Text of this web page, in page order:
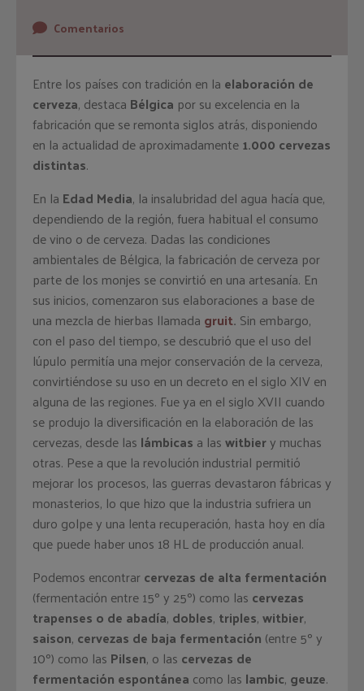
Comentarios
Entre los países con tradición en la elaboración de
cerveza, destaca Bélgica por su excelencia en la
fabricación que se remonta siglos atrás, disponiendo
en la actualidad de aproximadamente1.000 cervezas
distintas.
En la Edad Media, la insalubridad del agua hacía que,
dependiendo de la región, fuera habitual el consumo
de vino o de cerveza. Dadas las condiciones
ambientales de Bélgica, la fabricación de cerveza por
parte de los monjes se convirtió en una artesanía. En
sus inicios, comenzaron sus elaboraciones a base de
una mezcla de hierbas llamada gruit. Sin embargo,
con el paso del tiempo, se descubrió que el uso del
lúpulo permitía una mejor conservación de la cerveza,
convirtiéndose su uso en un decreto en el siglo XIV en
alguna de las regiones. Fue ya en el siglo XVII cuando
se produjo la diversificación en la elaboración de las
cervezas, desde las lámbicas a laswitbiery muchas
otras. Pese a que la revolución industrial permitió
mejorar los procesos, las guerras devastaron fábricas y
monasterios, lo que hizo que la industria sufriera un
duro golpe y una lenta recuperación, hasta hoy en día
que puede haber unos 18 HL de producción anual.
Podemos encontrarcervezas de alta fermentación
(fermentación entre 15º y 25º) como las cervezas
trapenses o de abadía, dobles, triples,witbier,
saison, cervezas de baja fermentación (entre 5º y
10º) como las Pilsen, o las cervezas de
fermentación espontánea como las lambic, geuze.